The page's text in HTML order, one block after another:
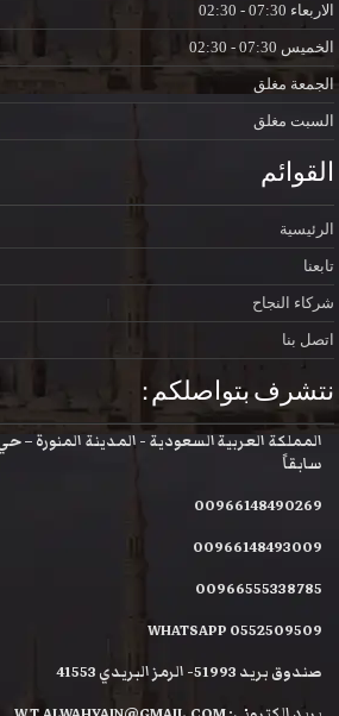
الاربعاء
الخميس
الجمعة مغلق
السبت مغلق
القوائم
الرئيسية
تابعنا
شركاء النجاح
اتصل بنا
نتشرف بتواصلكم :
المملكة العربية السعودية - المدينة المنورة –
سابقاً
00966148490269
00966148493009
00966555338785
WHATSAPP 0552509509
صندوق بريد 51993- الرمز البريدي 41553